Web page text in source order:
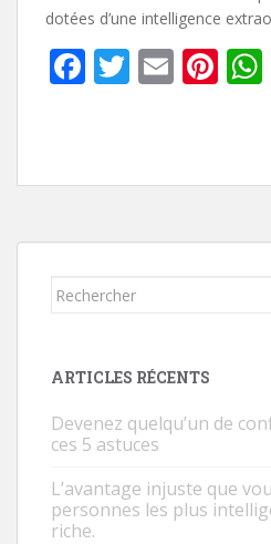
dotées d’une intelligence
F
b
o
T
er
E
l
Pi
e
Rechercher...
ARTICLES RÉCENTS
Devenez quelqu’un de
ces 5 astuces
L’avantage injuste que
personnes les plus
riche.